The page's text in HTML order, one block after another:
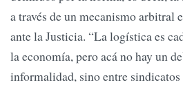
a través de un mecanismo arbitral
ante la Justicia. “La logística es
la economía, pero acá no hay un
informalidad, sino entre sindicatos